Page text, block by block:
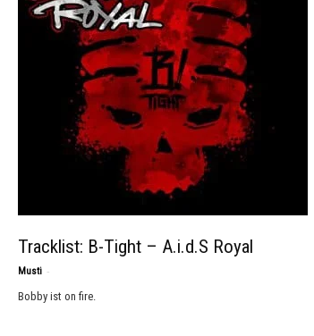
Tracklist: B-Tight – A.i.d.S Royal
Musti -
Bobby ist on fire.